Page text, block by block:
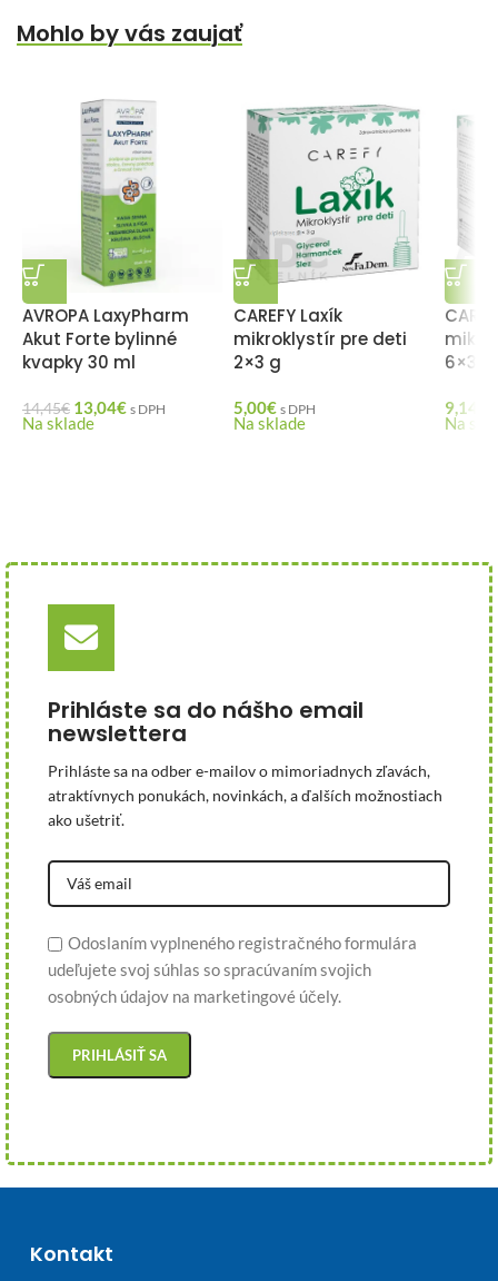
Mohlo by vás zaujať
AVROPA LaxyPharm
Akut Forte bylinné
kvapky 30 ml
14,45€ 13,04€ s DPH
Na sklade
CAREFY Laxík
mikroklystír pre deti
2×3 g
5,00€ s DPH
Na sklade
6×3 g
9,14
Na
Prihláste sa do nášho email
newslettera
Prihláste sa na odber e-mailov o mimoriadnych zľavách,
atraktívnych ponukách, novinkách, a ďalších možnostiach
ako ušetriť.
Odoslaním vyplneného registračného formulára
udeľujete svoj súhlas so spracúvaním svojich
osobných údajov na marketingové účely.
Kontakt